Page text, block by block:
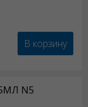
В корзину
N5